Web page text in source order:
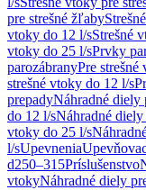
pre strešné žľaby
vtoky do 12 l/sStrešné
vtoky do 25 l/sPrvky
parozábranyPre
strešné vtoky do 12 l/s
prepadyNáhradné diely
do 12 l/sNáhradné
vtoky do 25 l/s
l/sUpevnenia
d250–315Príslušenstvo
vtokyNáhradné diely